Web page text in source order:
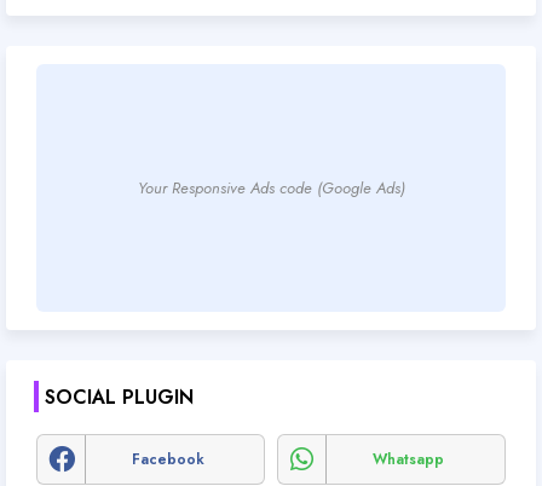
Your Responsive Ads code (Google Ads)
SOCIAL PLUGIN
Facebook Whatsapp